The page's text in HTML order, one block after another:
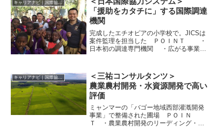
キャリアナビ｜国際協力に携わる企業・団体の情報
「援助をカタチに」する国際調達
機関
完成したエチオピアの小学校で。JICSは
案件監理を担当した ＰＯＩＮＴ ・
日本初の調達専門機関 ・広がる事業領
（JICS： ジックス）は1989年、日本で最
初の調達...
＜三祐コンサルタンツ＞
農業農村開発・水資源開発で高い
評価
ミャンマーの「バゴー地域西部灌漑開発
事業」で整備された圃場 ＰＯＩＮ
Ｔ ・農業農村開発のリーディング・カ